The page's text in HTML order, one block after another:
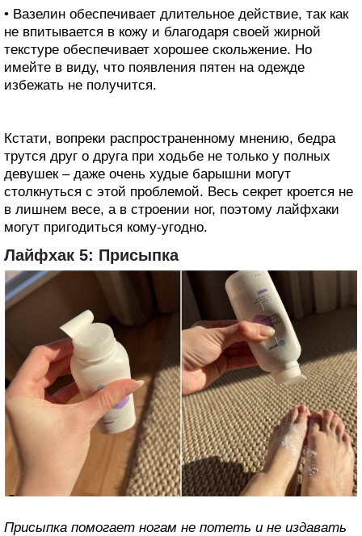
• Вазелин обеспечивает длительное действие, так как
не впитывается в кожу и благодаря своей жирной
текстуре обеспечивает хорошее скольжение. Но
имейте в виду, что появления пятен на одежде
избежать не получится.
Кстати, вопреки распространенному мнению, бедра
трутся друг о друга при ходьбе не только у полных
девушек – даже очень худые барышни могут
столкнуться с этой проблемой. Весь секрет кроется не
в лишнем весе, а в строении ног, поэтому лайфхаки
могут пригодиться кому-угодно.
Лайфхак 5: Присыпка
Присыпка помогает ногам не потеть и не издавать